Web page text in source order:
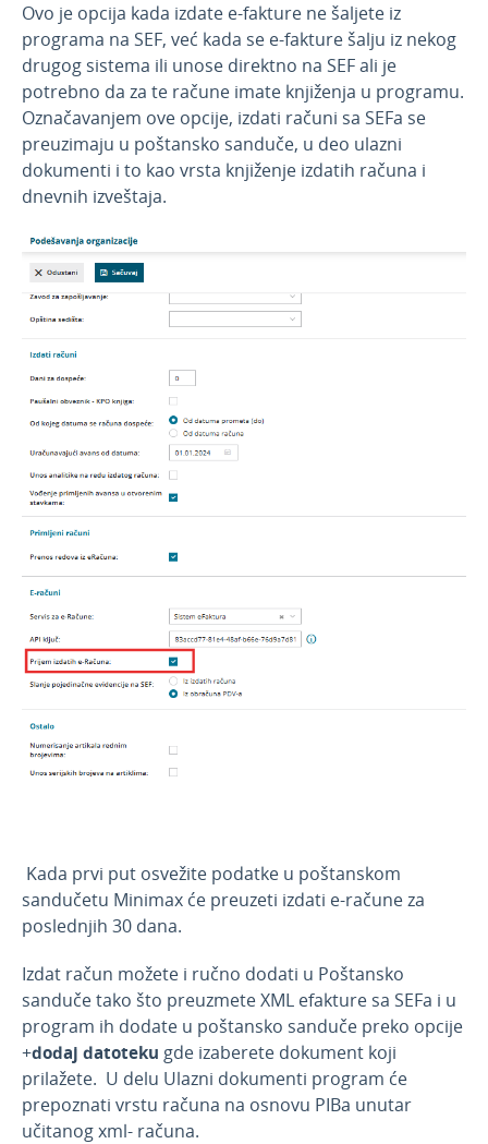
Osnovna sredstva
Godišnje obrade
Ovo je opcija kada izdate e-fakture ne šaljete iz
programa na SEF, već kada se e-fakture šalju iz nekog
drugog sistema ili unose direktno na SEF ali je
potrebno da za te račune imate knjiženja u programu.
Označavanjem ove opcije, izdati računi sa SEFa se
preuzimaju u poštansko sanduče, u deo ulazni
dokumenti i to kao vrsta knjiženje izdatih računa i
dnevnih izveštaja.
Kada prvi put osvežite podatke u poštanskom
sandučetu Minimax će preuzeti izdati e-račune za
poslednjih 30 dana.
Izdat račun možete i ručno dodati u Poštansko
sanduče tako što preuzmete XML efakture sa SEFa i u
program ih dodate u poštansko sanduče preko opcije
+dodaj datoteku gde izaberete dokument koji
prilažete. U delu Ulazni dokumenti program će
prepoznati vrstu računa na osnovu PIBa unutar
učitanog xml- računa.